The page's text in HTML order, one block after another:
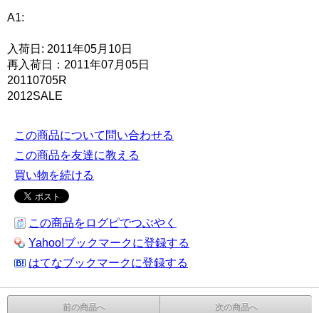
A1:
入荷日: 2011年05月10日
再入荷日：2011年07月05日
20110705R
2012SALE
この商品について問い合わせる
この商品を友達に教える
買い物を続ける
この商品をログピでつぶやく
Yahoo!ブックマークに登録する
はてなブックマークに登録する
前の商品へ 次の商品へ